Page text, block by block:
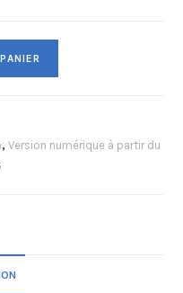
,Version numérique à partir du